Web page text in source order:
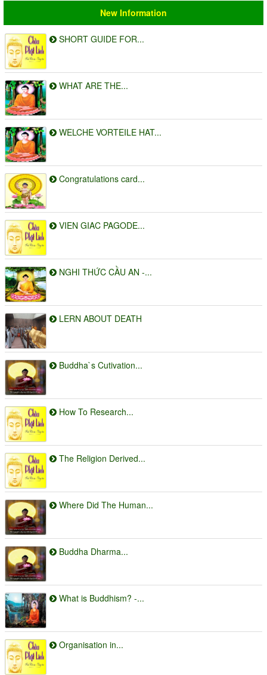
New Information
SHORT GUIDE FOR...
WHAT ARE THE...
WELCHE VORTEILE HAT...
Congratulations card...
VIEN GIAC PAGODE...
NGHI THỨC CẦU AN -...
LERN ABOUT DEATH
Buddha`s Cutivation...
How To Research...
The Religion Derived...
Where Did The Human...
Buddha Dharma...
What is Buddhism? -...
Organisation in...